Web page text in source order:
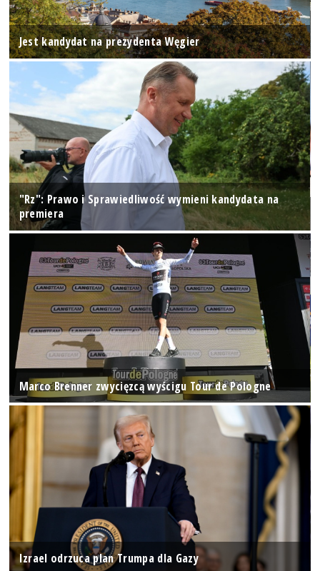
Jest kandydat na prezydenta Węgier
"Rz": Prawo i Sprawiedliwość wymieni kandydata na
premiera
Marco Brenner zwycięzcą wyścigu Tour de Pologne
Izrael odrzuca plan Trumpa dla Gazy